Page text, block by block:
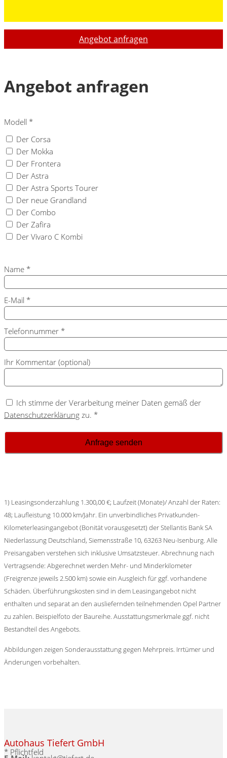
Angebot anfragen
Angebot anfragen
Modell *
Der Corsa
Der Mokka
Der Frontera
Der Astra
Der Astra Sports Tourer
Der neue Grandland
Der Combo
Der Zafira
Der Vivaro C Kombi
Name *
E-Mail *
Telefonnummer *
Ihr Kommentar (optional)
Ich stimme der Verarbeitung meiner Daten gemäß der
Datenschutzerklärung zu. *
* Pflichtfeld
1) Leasingsonderzahlung 1.300,00 €; Laufzeit (Monate)/ Anzahl der Raten:
48; Laufleistung 10.000 km/Jahr. Ein unverbindliches Privatkunden-
Kilometerleasingangebot (Bonität vorausgesetzt) der Stellantis Bank SA
Niederlassung Deutschland, Siemensstraße 10, 63263 Neu-Isenburg. Alle
Preisangaben verstehen sich inklusive Umsatzsteuer. Abrechnung nach
Vertragsende: Abgerechnet werden Mehr- und Minderkilometer
(Freigrenze jeweils 2.500 km) sowie ein Ausgleich für ggf. vorhandene
Schäden. Überführungskosten sind in dem Leasingangebot nicht
enthalten und separat an den ausliefernden teilnehmenden Opel Partner
zu zahlen. Beispielfoto der Baureihe. Ausstattungsmerkmale ggf. nicht
Bestandteil des Angebots.
Abbildungen zeigen Sonderausstattung gegen Mehrpreis. Irrtümer und
Änderungen vorbehalten.
Autohaus Tiefert GmbH